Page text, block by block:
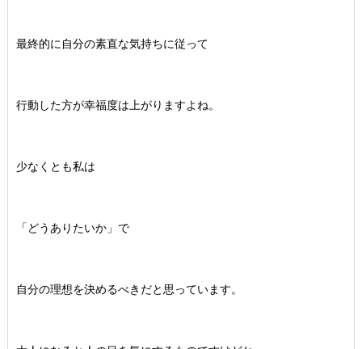
最終的に自分の素直な気持ちに従って
行動した方が幸福度は上がりますよね。
少なくとも私は
「どうありたいか」で
自分の理想を決めるべきだと思っています。